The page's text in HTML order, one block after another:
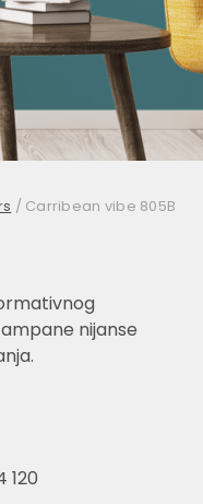
/ Carribean vibe 805B
nijanse
120